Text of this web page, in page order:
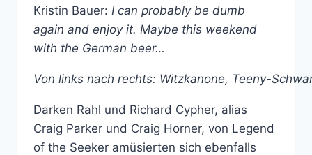
Kristin Bauer: I can probably be dumb
again and enjoy it. Maybe this weekend
with the German beer…
Von links nach rechts: Witzkanone, Teeny-
Darken Rahl und Richard Cypher, alias
Craig Parker und Craig Horner, von Legend
of the Seeker amüsierten sich ebenfalls